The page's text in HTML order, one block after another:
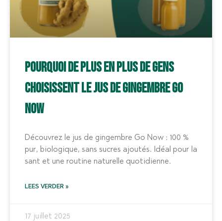
Pourquoi de plus en plus de gens
choisissent le jus de gingembre Go
Now
Découvrez le jus de gingembre Go Now : 100 %
pur, biologique, sans sucres ajoutés. Idéal pour la
sant et une routine naturelle quotidienne.
LEES VERDER »
17 juillet 2025